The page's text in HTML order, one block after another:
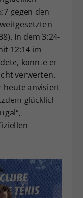
gegen den
In dem 3:24-
12:14 im
konnte er
verwerten.
heute anvisiert
glücklich